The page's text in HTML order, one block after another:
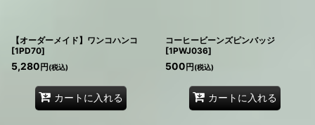
【オーダーメイド】ワンコハンコ
[1PD70]
5,280円(税込)
カートに入れる
コーヒービーンズピンバッジ
[1PWJ036]
500円(税込)
カートに入れる